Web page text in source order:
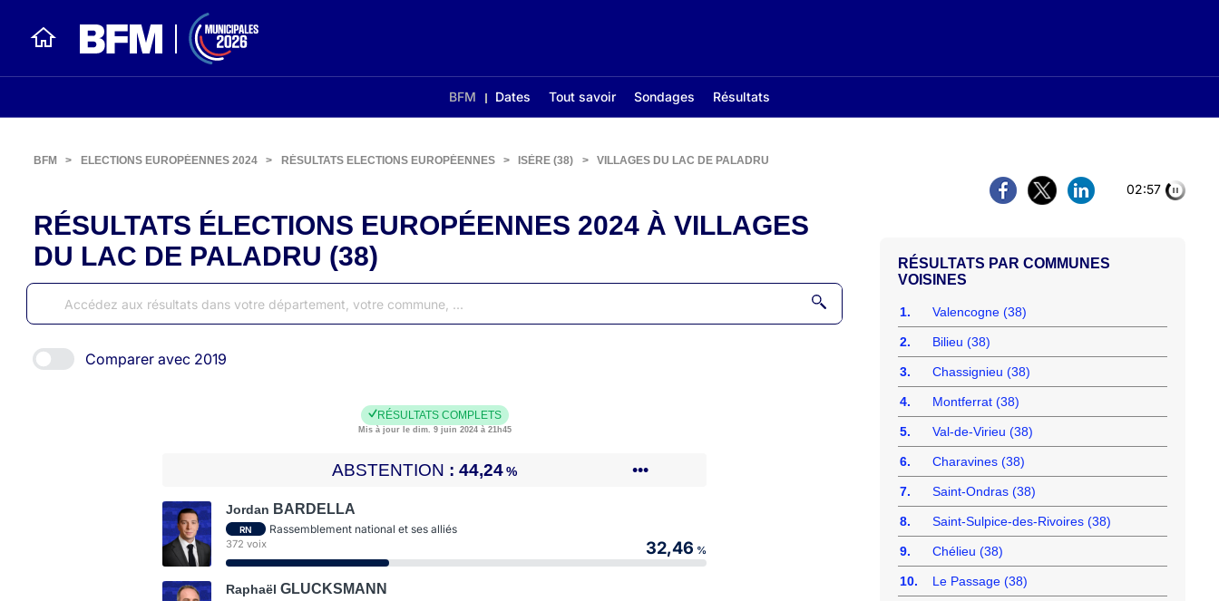
BFM Dates Tout savoir Sondages Résultats
02:56
BFM > ELECTIONS EUROPÉENNES 2024 > RÉSULTATS ELECTIONS EUROPÉENNES > ISÈRE (38) > VILLAGES DU LAC DE PALADRU
RÉSULTATS ÉLECTIONS EUROPÉENNES 2024 À VILLAGES
DU LAC DE PALADRU (38)
Comparer avec 2019
RÉSULTATS COMPLETS
Mis à jour le dim. 9 juin 2024 à 21h45
ABSTENTION 44,24% •••
Jordan BARDELLA
RN Rassemblement national et ses alliés
372 voix 32,46 %
RaphaëlGLUCKSMANN
COMMUNES
VOISINES
1. Valencogne (38)
2. Bilieu (38)
3. Chassignieu (38)
4. Montferrat (38)
5. Val-de-Virieu (38)
6. Charavines (38)
7. Saint-Ondras (38)
8. Saint-Sulpice-des-Rivoires (38)
9. Chélieu (38)
10. Le Passage (38)